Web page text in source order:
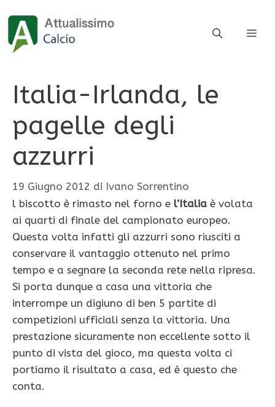
contenuto
Italia-Irlanda, le
pagelle degli
azzurri
19 Giugno 2012 di Ivano Sorrentino
l biscotto è rimasto nel forno e l’Italia è volata
ai quarti di finale del campionato europeo.
Questa volta infatti gli azzurri sono riusciti a
conservare il vantaggio ottenuto nel primo
tempo e a segnare la seconda rete nella ripresa.
Si porta dunque a casa una vittoria che
interrompe un digiuno di ben 5 partite di
competizioni ufficiali senza la vittoria. Una
prestazione sicuramente non eccellente sotto il
punto di vista del gioco, ma questa volta ci
portiamo il risultato a casa, ed è questo che
conta.